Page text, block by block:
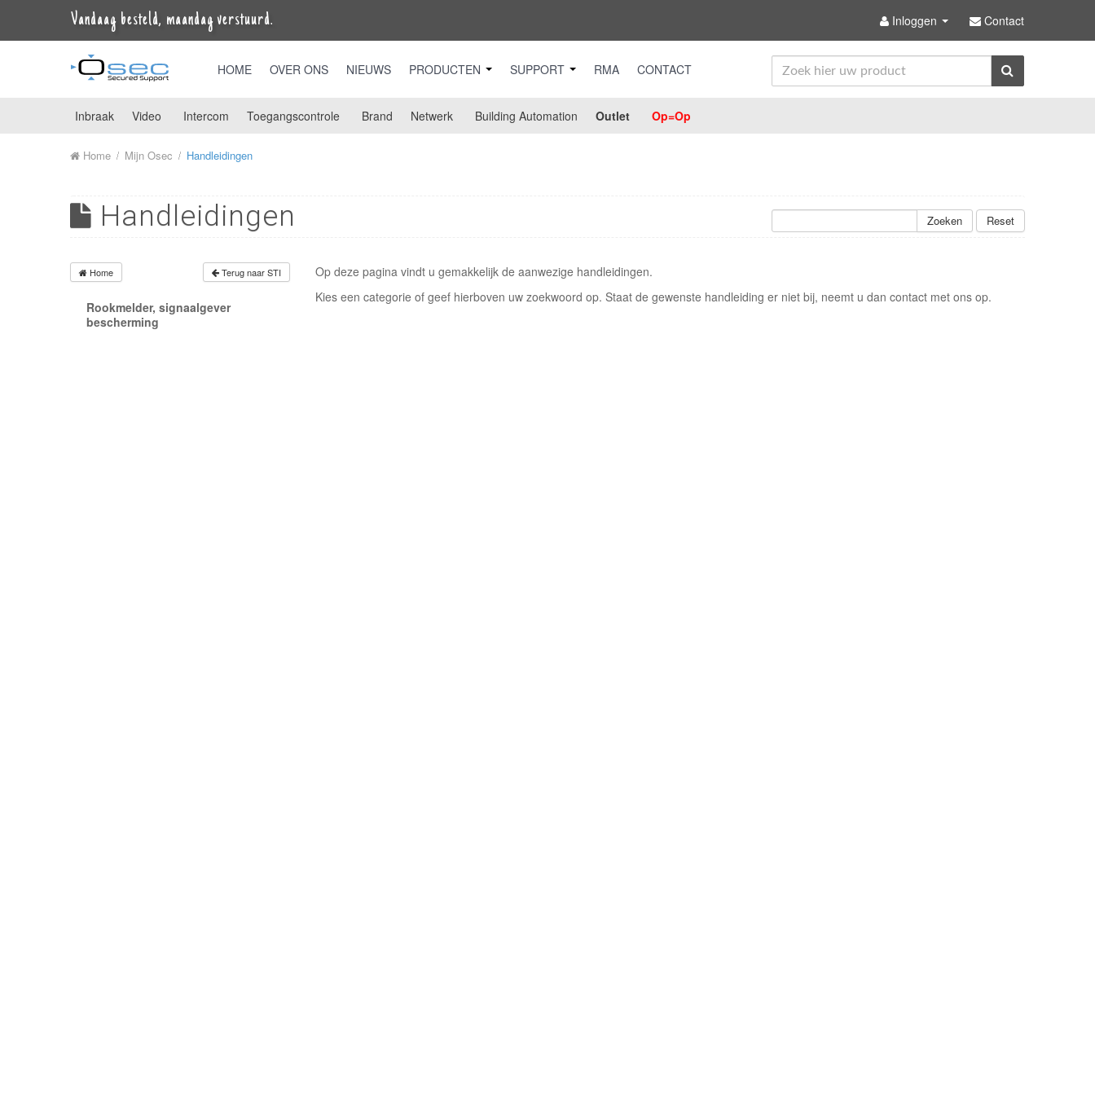
Vandaag besteld, maandag verstuurd. Inloggen Contact
HOME OVER ONS NIEUWS PRODUCTEN SUPPORT RMA CONTACT
Inbraak Video Intercom Toegangscontrole Brand Netwerk Building Automation Outlet Op=Op
Home Mijn Osec Handleidingen
Handleidingen Zoeken Reset
Home Terug naar STI
Rookmelder, signaalgever
bescherming
Op deze pagina vindt u gemakkelijk de aanwezige handleidingen.
Kies een categorie of geef hierboven uw zoekwoord op. Staat de gewenste handleiding er niet bij, neemt u dan contact met ons op.